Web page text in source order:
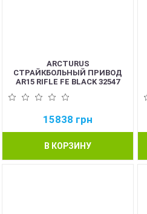
ARCTURUS
СТРАЙКБОЛЬНЫЙ ПРИВОД
AR15 RIFLE FE BLACK 32547
15838 грн
В КОРЗИНУ